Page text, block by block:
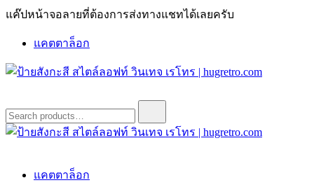
Skip
แค๊ปหน้าจอลายที่ต้องการส่งทางแชทได้เลยครับ
แคตตาล็อก
ป้ายสังกะสี สไตล์ลอฟท์ วินเทจ เรโทร | hugretro.com
ป้ายวินเทจ แต่งบ้าน ร้านกาแฟ ผับ โรงแรม ป้ายโค้ก เป็ปซี่เวสป้า
ฮาร์เล่ย์โฆษณาเก่าโบราณ มีราคาแบบสวยๆเพียบหรือสั่งทำโทร
O8664277II
for:
ฮาร์เล่ย์โฆษณาเก่าโบราณ มีราคาแบบสวยๆเพียบหรือสั่งทำโทร
แคตตาล็อก